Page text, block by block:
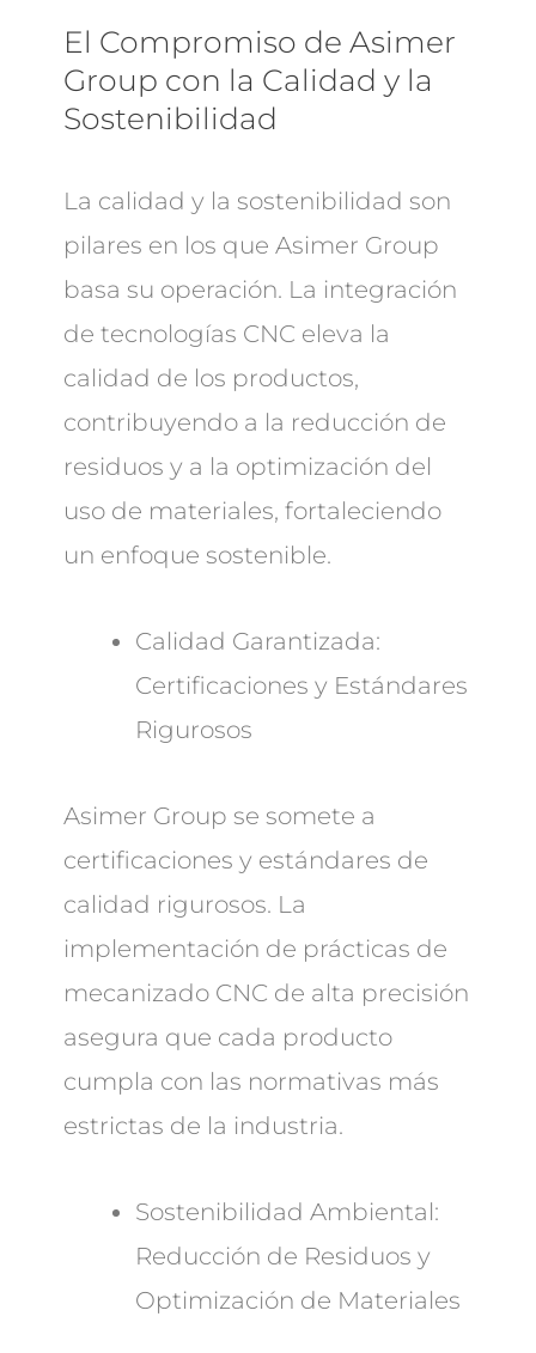
El Compromiso de Asimer
Group con la Calidad y la
Sostenibilidad
La calidad y la sostenibilidad son
pilares en los que Asimer Group
basa su operación. La integración
de tecnologías CNC eleva la
calidad de los productos,
contribuyendo a la reducción de
residuos y a la optimización del
uso de materiales, fortaleciendo
un enfoque sostenible.
Calidad Garantizada:
Certificaciones y Estándares
Rigurosos
Asimer Group se somete a
certificaciones y estándares de
calidad rigurosos. La
implementación de prácticas de
mecanizado CNC de alta precisión
asegura que cada producto
cumpla con las normativas más
estrictas de la industria.
Sostenibilidad Ambiental:
Reducción de Residuos y
Optimización de Materiales